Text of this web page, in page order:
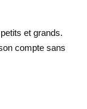
et grands.
compte sans